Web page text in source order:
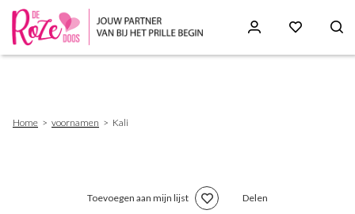
Home voornamen Kali
Toevoegen aan mijn lijst Delen